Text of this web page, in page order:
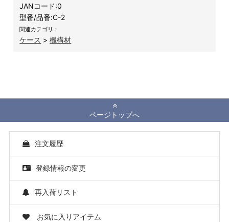
JANコード:0
型番/品番:C-2
関連カテゴリ：
ケース >機構材
ページトップへ
注文履歴
登録情報の変更
再入荷リスト
お気に入りアイテム